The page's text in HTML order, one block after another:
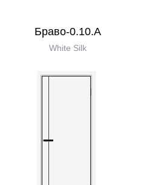
Браво-0.10.А
White Silk